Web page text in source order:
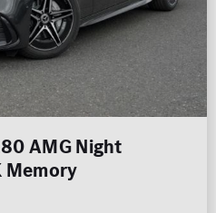
AMG Night
Memory